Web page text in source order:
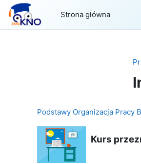
Przejdź do głównej zawartości
Strona główna
Podstawy Organizacja Pracy
Kurs